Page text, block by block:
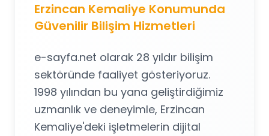
Erzincan Kemaliye Konumunda
Güvenilir Bilişim Hizmetleri
e-sayfa.net olarak 28 yıldır bilişim
sektöründe faaliyet gösteriyoruz.
1998 yılından bu yana geliştirdiğimiz
uzmanlık ve deneyimle, Erzincan
Kemaliye'deki işletmelerin dijital